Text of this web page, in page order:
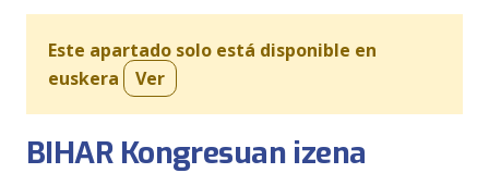
Este apartado solo está disponible en
euskera
Ver
BIHAR Kongresuan izena